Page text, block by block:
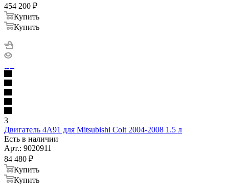
454 200 ₽
Купить
Купить
3
Двигатель 4A91 для Mitsubishi Colt 2004-2008 1.5 л
Есть в наличии
Арт.: 9020911
84 480 ₽
Купить
Купить